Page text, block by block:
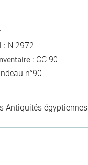
: N 2972
: CC 90
n°90
Antiquités égyptiennes